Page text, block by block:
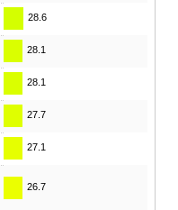
28.6
28.1
28.1
27.7
27.1
26.7